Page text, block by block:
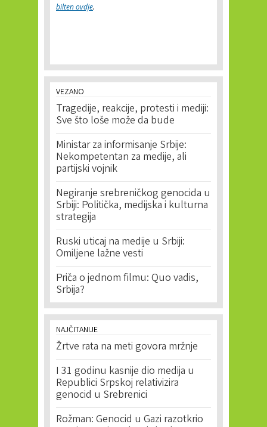
bilten ovdje.
VEZANO
Tragedije, reakcije, protesti i mediji:
Sve što loše može da bude
Ministar za informisanje Srbije:
Nekompetentan za medije, ali
partijski vojnik
Negiranje srebreničkog genocida u
Srbiji: Politička, medijska i kulturna
strategija
Ruski uticaj na medije u Srbiji:
Omiljene lažne vesti
Priča o jednom filmu: Quo vadis,
Srbija?
NAJČITANIJE
Žrtve rata na meti govora mržnje
I 31 godinu kasnije dio medija u
Republici Srpskoj relativizira
genocid u Srebrenici
Rožman: Genocid u Gazi razotkrio